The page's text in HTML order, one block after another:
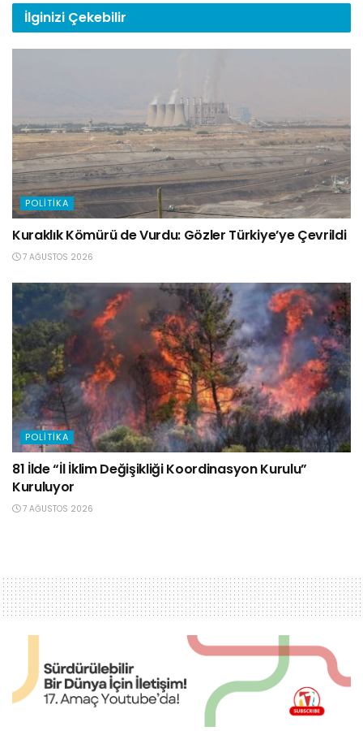
İlginizi Çekebilir
POLITIKA
Kuraklık Kömürü de Vurdu: Gözler Türkiye’ye Çevrildi
7 AĞUSTOS 2026
POLITIKA
81 İlde “İl İklim Değişikliği Koordinasyon Kurulu”
Kuruluyor
7 AĞUSTOS 2026